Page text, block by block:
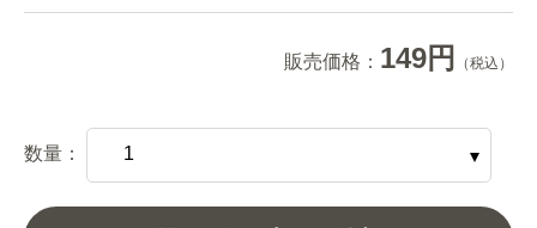
販売価格： 149円 （税込）
数量：